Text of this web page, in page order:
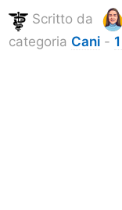
Scritto da
categoria Cani -